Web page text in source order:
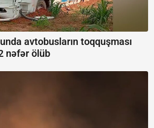
avtobusların toqquşması
nəfər ölüb